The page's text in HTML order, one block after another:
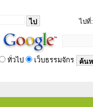
ไปที่:
ทั่วไป เว็บธรรมจักร